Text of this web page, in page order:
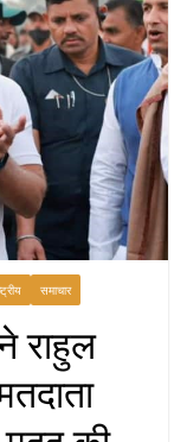
समाचार
राहुल